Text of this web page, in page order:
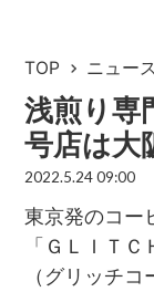
TOP ニュース
浅煎り専
号店は大
2022.5.24 09:00
東京発のコー
「ＧＬＩＴ
（グリッチ